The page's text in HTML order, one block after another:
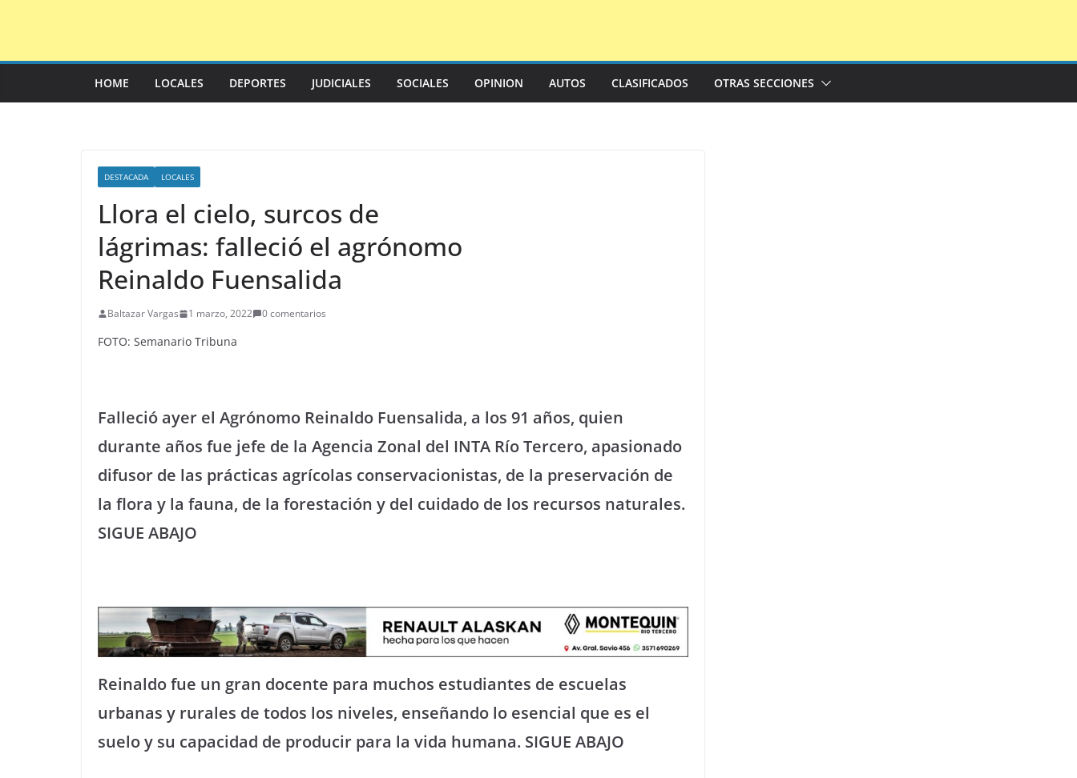
HOME LOCALES DEPORTES JUDICIALES SOCIALES OPINION AUTOS CLASIFICADOS OTRAS SECCIONES
DESTACADA LOCALES
Llora el cielo, surcos de
lágrimas: falleció el agrónomo
Reinaldo Fuensalida
Baltazar Vargas 1 marzo, 2022 0 comentarios
FOTO: Semanario Tribuna
Falleció ayer el Agrónomo Reinaldo Fuensalida, a los 91 años, quien
durante años fue jefe de la Agencia Zonal del INTA Río Tercero, apasionado
difusor de las prácticas agrícolas conservacionistas, de la preservación de
la flora y la fauna, de la forestación y del cuidado de los recursos naturales.
SIGUE ABAJO
Reinaldo fue un gran docente para muchos estudiantes de escuelas
urbanas y rurales de todos los niveles, enseñando lo esencial que es el
suelo y su capacidad de producir para la vida humana. SIGUE ABAJO